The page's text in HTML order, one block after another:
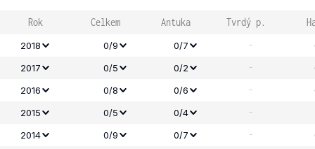
Rok Celkem Antuka Tvrdý p.
2018 0/9 0/7 -
2017
0/5 0/2 -
2016
0/8 0/6 -
2015
0/5 0/4 -
2014 0/9 0/7 -